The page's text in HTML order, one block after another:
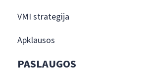
VMI strategija
Apklausos
PASLAUGOS